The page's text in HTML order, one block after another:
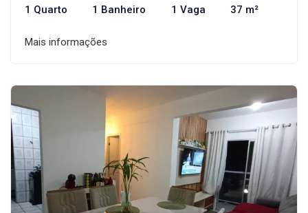
1 Quarto 1 Banheiro 1 Vaga 37 m²
Mais informações